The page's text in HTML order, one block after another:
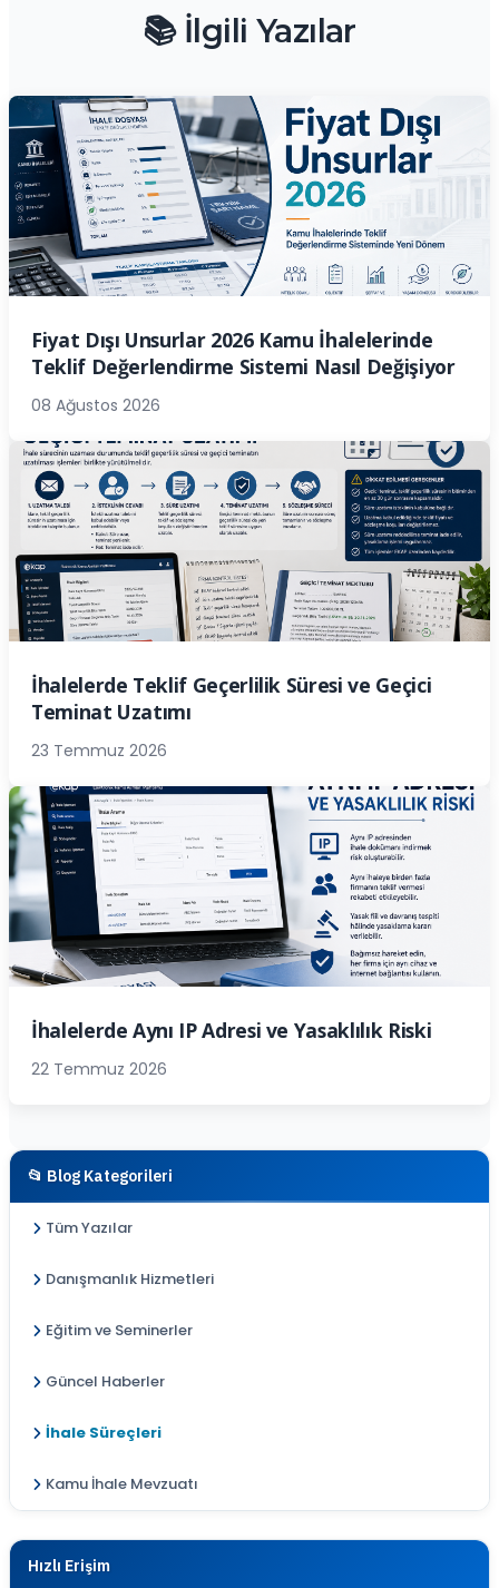
📚 İlgili Yazılar
Fiyat Dışı Unsurlar 2026 Kamu İhalelerinde
Teklif Değerlendirme Sistemi Nasıl Değişiyor
08 Ağustos 2026
İhalelerde Teklif Geçerlilik Süresi ve Geçici
Teminat Uzatımı
23 Temmuz 2026
İhalelerde Aynı IP Adresi ve Yasaklılık Riski
22 Temmuz 2026
📂 Blog Kategorileri
Tüm Yazılar
Danışmanlık Hizmetleri
Eğitim ve Seminerler
Güncel Haberler
İhale Süreçleri
Kamu İhale Mevzuatı
Hızlı Erişim